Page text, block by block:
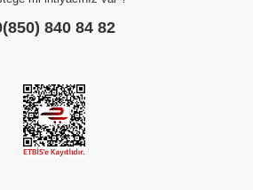
840 84 82